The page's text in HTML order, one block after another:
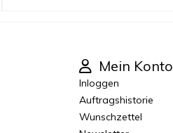
Mein Konto
Inloggen
Auftragshistorie
Wunschzettel